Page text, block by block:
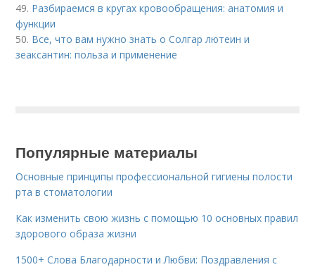
49. Разбираемся в кругах кровообращения: анатомия и
функции
50. Все, что вам нужно знать о Солгар лютеин и
зеаксантин: польза и применение
Популярные материалы
Основные принципы профессиональной гигиены полости
рта в стоматологии
Как изменить свою жизнь с помощью 10 основных правил
здорового образа жизни
1500+ Слова Благодарности и Любви: Поздравления с